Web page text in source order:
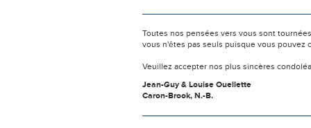
Toutes nos pensées vers vous sont
vous n'êtes pas seuls puisque vous pouvez
Veuillez accepter nos plus sincères
Jean-Guy & Louise Ouellette
Caron-Brook, N.-B.